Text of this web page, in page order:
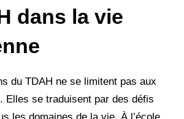
dans la vie
du TDAH ne se limitent pas aux
Elles se traduisent par des défis